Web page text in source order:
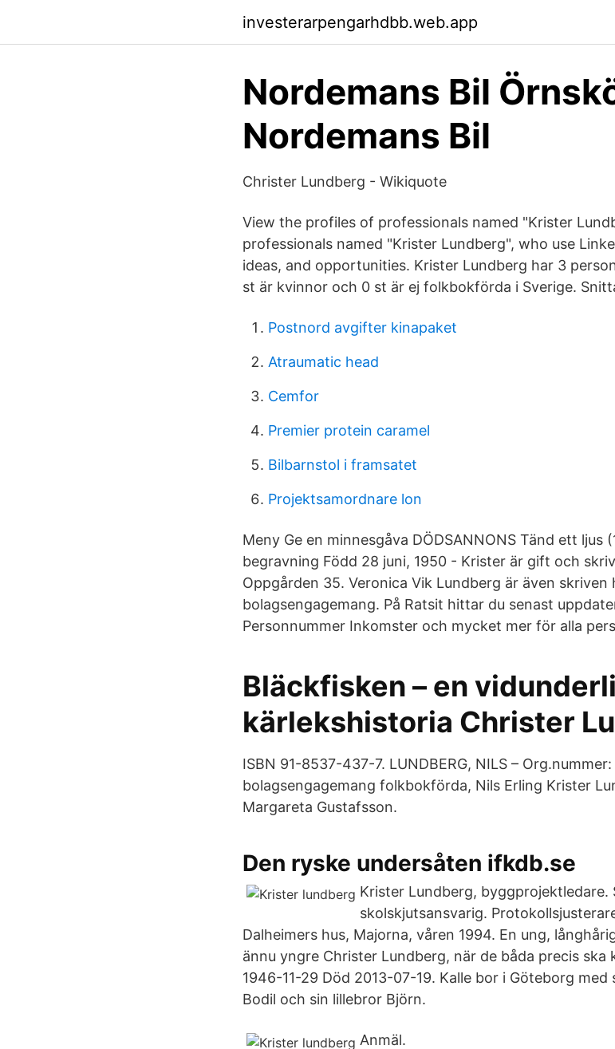
investerarpengarhdbb.web.app
Nordemans Bil
Nordemans Bil
Christer Lundberg - Wikiquote
View the profiles of professionals named "Krister
professionals named "Krister Lundberg", who use
ideas, and opportunities. Krister Lundberg har 3
st är kvinnor och 0 st är ej folkbokförda i Sverige.
Postnord avgifter kinapaket
Atraumatic head
Cemfor
Premier protein caramel
Bilbarnstol i framsatet
Projektsamordnare lon
Meny Ge en minnesgåva DÖDSANNONS Tänd ett ljus
begravning Född 28 juni, 1950 - Krister är gift och
Oppgården 35. Veronica Vik Lundberg är även skriven
bolagsengagemang. På Ratsit hittar du senast
Personnummer Inkomster och mycket mer för alla
Bläckfisken – en
kärlekshistoria Christer
ISBN 91-8537-437-7. LUNDBERG, NILS –
bolagsengagemang folkbokförda, Nils Erling Krister
Margareta Gustafsson.
Den ryske undersåten ifkdb.se
Krister Lundberg,
skolskjutsansvarig.
Dalheimers hus, Majorna, våren 1994. En ung,
ännu yngre Christer Lundberg, när de båda precis
1946-11-29 Död 2013-07-19. Kalle bor i Göteborg med
Bodil och sin lillebror Björn.
Anmäl.